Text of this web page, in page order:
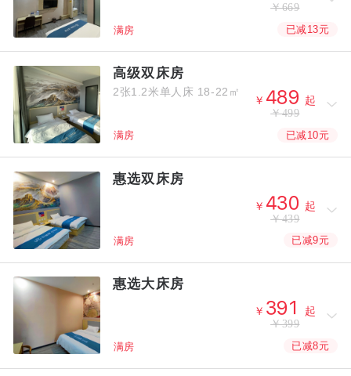
￥669
满房 已减13元
高级双床房
2张1.2米单人床 18-22㎡
￥ 
起
￥499
满房 已减10元
惠选双床房
￥ 
起
￥439
满房 已减9元
惠选大床房
￥  
起
￥399
满房 已减8元